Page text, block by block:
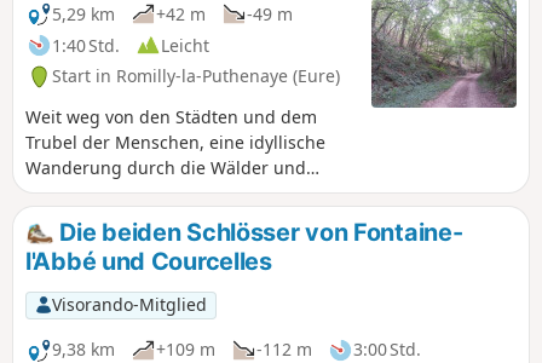
5,29 km
+42 m
-49 m
1:40 Std.
Leicht
Start in Romilly-la-Puthenaye (Eure)
Weit weg von den Städten und dem
Trubel der Menschen, eine idyllische
Wanderung durch die Wälder und
Wiesen der Normandie. Ausgehend vom
Place de la Noë, 2 km vom Dorf Romilly-
la-Puthenaye entfernt, bieten die
überwiegend durch Wälder führenden
Wege einen sehr angenehmen
Spaziergang bis zur alten Mühle von
Bougy im Tal der Risle.
Die beiden Schlösser von Fontaine-
l'Abbé und Courcelles
Visorando-Mitglied
9,38 km
+109 m -112 m
3:00 Std.